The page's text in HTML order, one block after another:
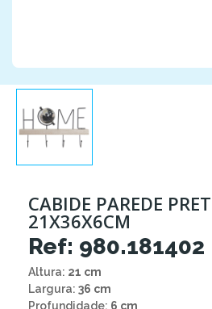
CABIDE PAREDE
21X36X6CM
Ref: 980.181402
Altura: 21 cm
Largura: 36 cm
Profundidade: 6 cm